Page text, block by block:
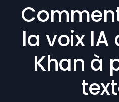
la voix IA
Khan à